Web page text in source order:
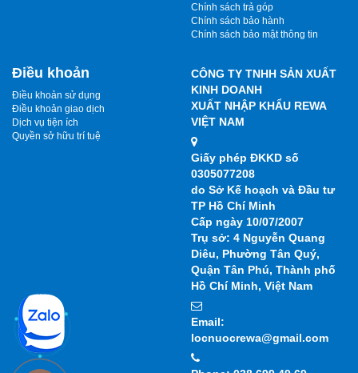
Chính sách trả góp
Chính sách bảo hành
Chính sách bảo mật thông tin
Điều khoản
Điều khoản sử dụng
Điều khoản giao dịch
Dịch vụ tiện ích
Quyền sở hữu trí tuệ
CÔNG TY TNHH SẢN XUẤT
KINH DOANH
XUẤT NHẬP KHẨU REWA
VIỆT NAM
Giấy phép ĐKKD số
0305077208
do Sở Kế hoạch và Đầu tư
TP Hồ Chí Minh
Cấp ngày 10/07/2007
Trụ sở: 4 Nguyễn Quang
Diêu, Phường Tân Quý,
Quận Tân Phú, Thành phố
Hồ Chí Minh, Việt Nam
Email:
locnuocrewa@gmail.com